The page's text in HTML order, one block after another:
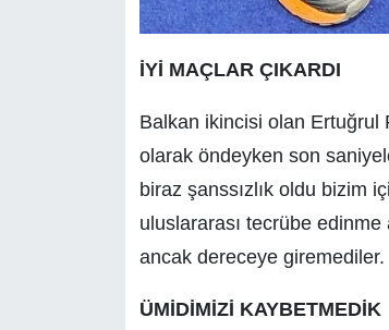
İYİ MAÇLAR ÇIKARDI
Balkan ikincisi olan Ertuğrul
olarak öndeyken son
biraz şanssızlık oldu bizim
uluslararası tecrübe edinme
ancak dereceye giremediler.
ÜMİDİMİZİ KAYBETMEDİK